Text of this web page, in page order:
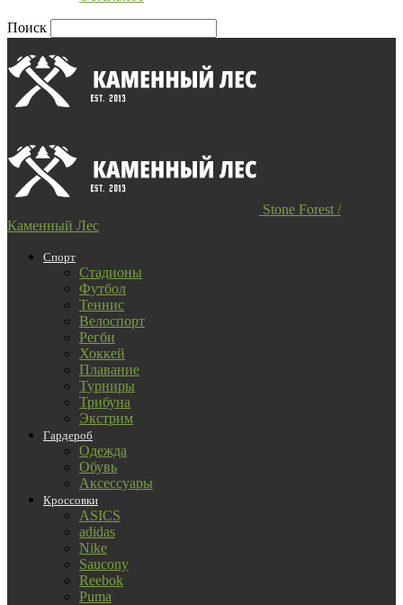
Поиск
Stone Forest /
Каменный Лес
Спорт
Стадионы
Футбол
Теннис
Велоспорт
Регби
Хоккей
Плавание
Турниры
Трибуна
Экстрим
Гардероб
Одежда
Обувь
Аксессуары
Кроссовки
ASICS
adidas
Nike
Saucony
Reebok
Puma